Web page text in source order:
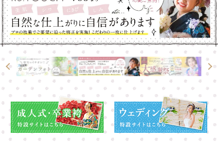
高崎店
大宮店
高崎店
大宮店